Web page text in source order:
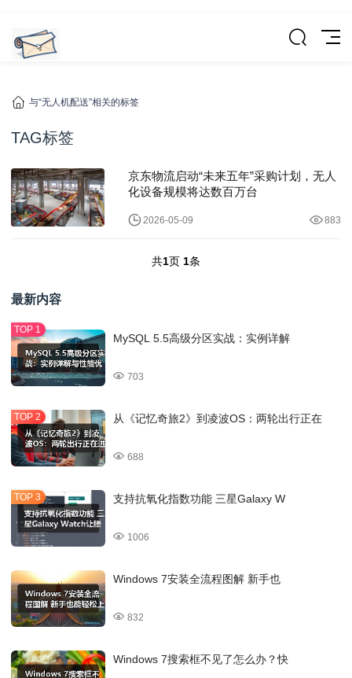
与“无人机配送”相关的标签
TAG标签
京东物流启动“未来五年”采购计划，无人
化设备规模将达数百万台
2026-05-09 883
共1页 1条
最新内容
MySQL 5.5高级分区实战：实例详解
703
从《记忆奇旅2》到凌波OS：两轮出行正在
688
支持抗氧化指数功能 三星Galaxy W
1006
Windows 7安装全流程图解 新手也
832
Windows 7搜索框不见了怎么办？快